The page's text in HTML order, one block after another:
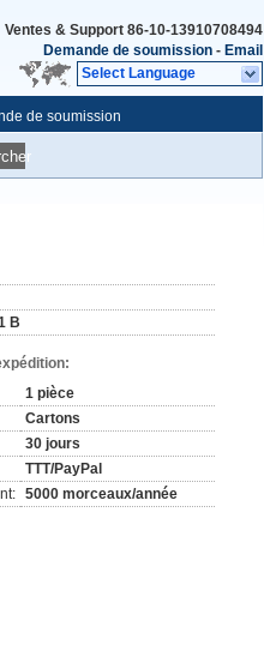
Ventes & Support 86-10-13910708494
Demande de soumission - Email
Select Language
de soumission
B
1 pièce
Cartons
30 jours
TTT/PayPal
5000 morceaux/année